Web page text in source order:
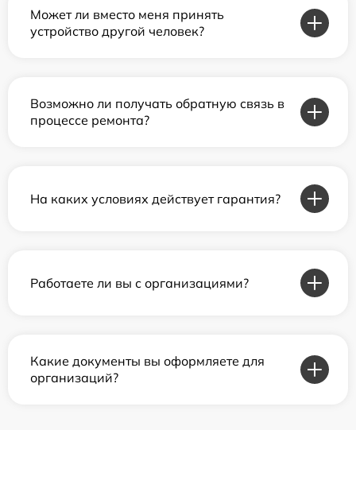
Может ли вместо меня принять
устройство другой человек?
Возможно ли получать обратную связь в
процессе ремонта?
На каких условиях действует гарантия?
Работаете ли вы с организациями?
Какие документы вы оформляете для
организаций?